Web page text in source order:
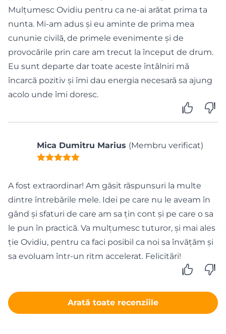
Mulțumesc Ovidiu pentru ca ne-ai arătat prima ta
nunta. Mi-am adus și eu aminte de prima mea
cununie civilă, de primele evenimente și de
provocările prin care am trecut la început de drum.
Eu sunt departe dar toate aceste întâlniri mă
încarcă pozitiv și îmi dau energia necesară sa ajung
acolo unde îmi doresc.
Mica Dumitru Marius (Membru verificat)
A fost extraordinar! Am găsit răspunsuri la multe
dintre întrebările mele. Idei pe care nu le aveam în
gând și sfaturi de care am sa țin cont și pe care o sa
le pun în practică. Va mulțumesc tuturor, și mai ales
ție Ovidiu, pentru ca faci posibil ca noi sa învățăm și
sa evoluam într-un ritm accelerat. Felicitări!
Arată toate recenziile